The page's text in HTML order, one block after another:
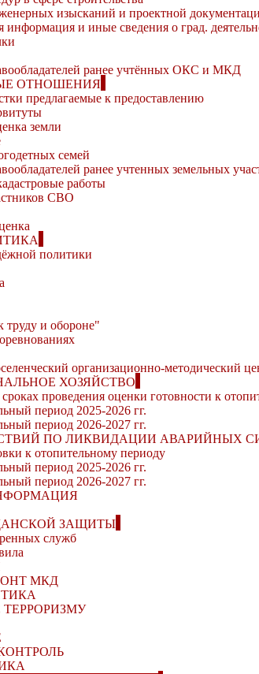
изысканий и проектной
информация и иные сведения о град.
ранее учтённых ОКС и МКД
ОТНОШЕНИЯ
предлагаемые к предоставлению
земли
семей
ранее учтенных земельных
работы
СВО
политики
и обороне"
организационно-методический
ХОЗЯЙСТВО
проведения оценки готовности к
период 2025-2026 гг.
период 2026-2027 гг.
ПО ЛИКВИДАЦИИ АВАРИЙНЫХ
к отопительному периоду
период 2025-2026 гг.
период 2026-2027 гг.
ЗАЩИТЫ
служб
МКД